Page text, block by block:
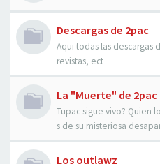
Descargas de 2pac
Aqui todas las descargas
revistas, ect
La "Muerte" de 2pac
Tupac sigue vivo? Quien
s de su misteriosa
Los outlawz